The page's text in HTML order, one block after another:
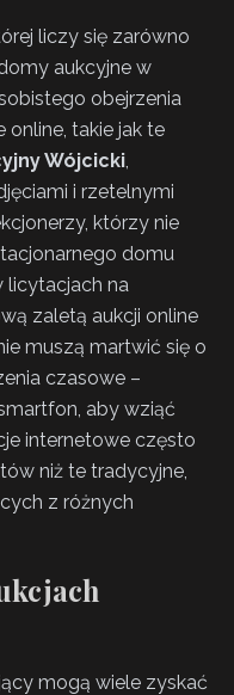
liczy się zarówno
aukcyjne w
obejrzenia
online, takie jak te
Wójcicki
i rzetelnymi
którzy nie
domu
licytacjach na
zaletą aukcji online
muszą martwić się o
czasowe –
aby wziąć
internetowe często
niż te tradycyjne,
z różnych
mogą wiele zyskać